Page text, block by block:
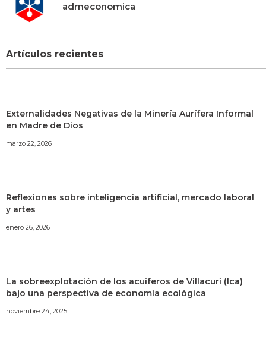
admeconomica
Artículos recientes
Externalidades Negativas de la Minería Aurífera Informal
en Madre de Dios
marzo 22, 2026
Reflexiones sobre inteligencia artificial, mercado laboral
y artes
enero 26, 2026
La sobreexplotación de los acuíferos de Villacurí (Ica)
bajo una perspectiva de economía ecológica
noviembre 24, 2025